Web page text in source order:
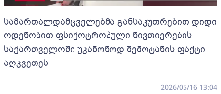
სამართალდამცველებმა განსაკუთრებით დიდი
ოდენობით ფსიქოტროპული ნივთიერების
საქართველოში უკანონოდ შემოტანის ფაქტი
აღკვეთეს
2026/05/16 13:04